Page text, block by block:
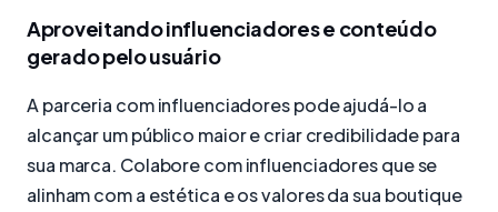
Aproveitando influenciadores e conteúdo
gerado pelo usuário
A parceria com influenciadores pode ajudá-lo a
alcançar um público maior e criar credibilidade para
sua marca. Colabore com influenciadores que se
alinham com a estética e os valores da sua boutique